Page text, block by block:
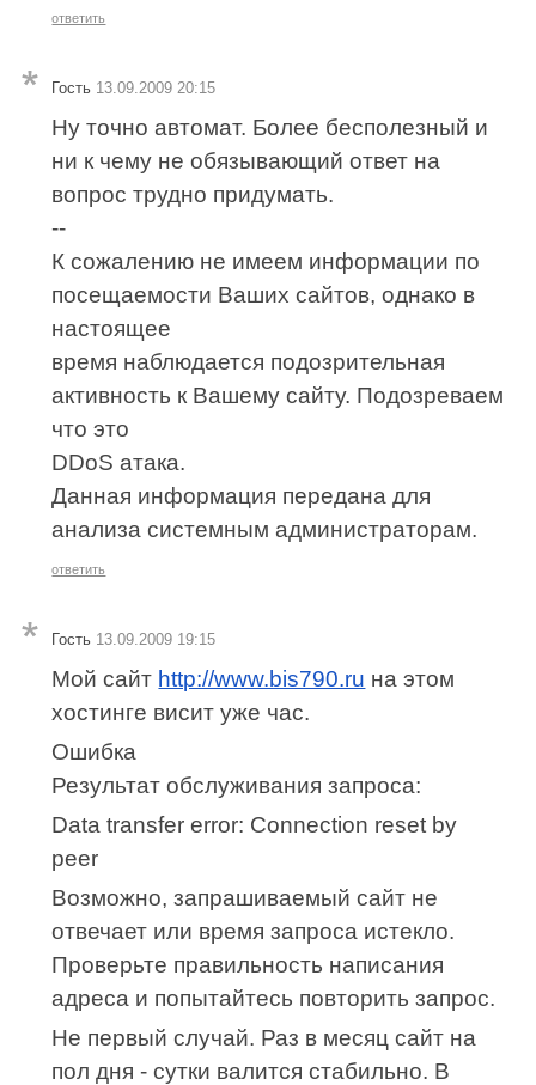
ответить
Гость 13.09.2009 20:15
Ну точно автомат. Более бесполезный и
ни к чему не обязывающий ответ на
вопрос трудно придумать.
--
К сожалению не имеем информации по
посещаемости Ваших сайтов, однако в
настоящее
время наблюдается подозрительная
активность к Вашему сайту. Подозреваем
что это
DDoS атака.
Данная информация передана для
анализа системным администраторам.
ответить
Гость 13.09.2009 19:15
Мой сайт http://www.bis790.ru на этом
хостинге висит уже час.
Ошибка
Результат обслуживания запроса:
Data transfer error: Connection reset by
peer
Возможно, запрашиваемый сайт не
отвечает или время запроса истекло.
Проверьте правильность написания
адреса и попытайтесь повторить запрос.
Не первый случай. Раз в месяц сайт на
пол дня - сутки валится стабильно. В